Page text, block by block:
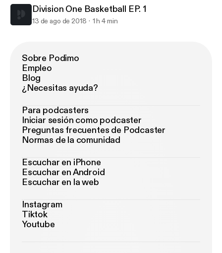
Division One Basketball EP. 1
13 de ago de 2018 1 h 4 min
Sobre Podimo
Empleo
Blog
¿Necesitas ayuda?
Para podcasters
Iniciar sesión como podcaster
Preguntas frecuentes de Podcaster
Normas de la comunidad
Escuchar en iPhone
Escuchar en Android
Escuchar en la web
Instagram
Tiktok
Youtube